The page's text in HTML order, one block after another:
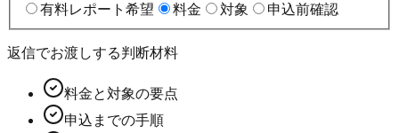
有料レポート希望
料金 対象 申込前確認
返信でお渡しする判断材料
料金と対象の要点
申込までの手順